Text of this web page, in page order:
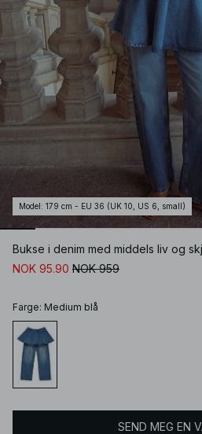
Model : 179 cm - EU 36 (UK 10, US 6, small)
Bukse i denim med middels liv og
NOK 95.90 NOK 959
Farge: Medium blå
SEND MEG EN